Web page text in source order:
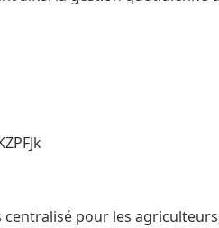
centralisé pour les